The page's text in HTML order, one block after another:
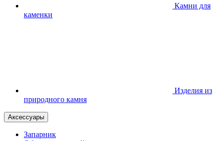
Камни для
каменки
Изделия из
природного камня
Аксессуары
Запарник